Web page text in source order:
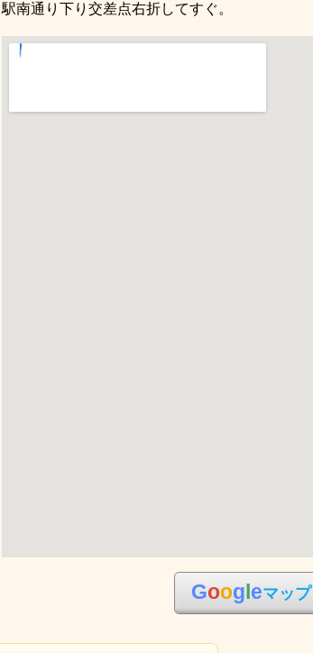
駅南通り下り交差点右折してすぐ。
Goog eマップ